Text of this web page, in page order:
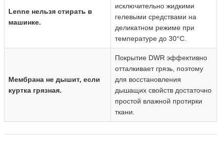
Lenne нельзя стирать в
машинке.
исключительно жидкими
гелевыми средствами на
деликатном режиме при
температуре до 30°C.
Мембрана не дышит, если
куртка грязная.
Покрытие DWR эффективно
отталкивает грязь, поэтому
для восстановления
дышащих свойств достаточно
простой влажной протирки
ткани.